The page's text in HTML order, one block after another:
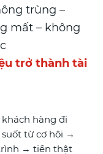
trùng –
mất – không
trở thành tài